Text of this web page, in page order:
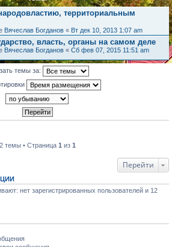
территориальным
Вячеслав Богданов « Вт дек 10, 2013 1:07 am
власть, органы на самом деле
Вячеслав Богданов « Сб фев 07, 2015 11:51 am
темы за:
2 темы • Страница 1 из 1
Перейти
нет зарегистрированных пользователей и 12